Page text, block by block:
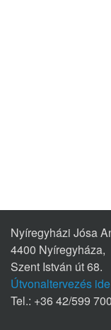
Nyíregyházi Jósa
4400 Nyíregyháza,
Szent István út 68.
Útvonaltervezés
Tel.: +36 42/599 700